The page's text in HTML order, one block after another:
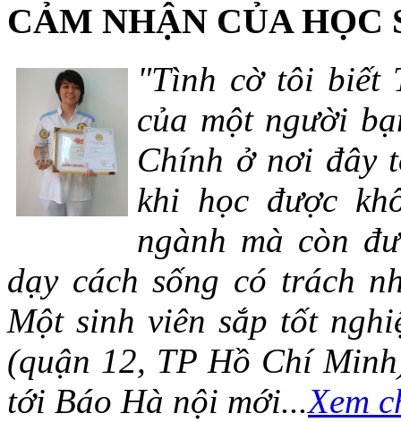
CẢM NHẬN CỦA HỌC
"Tình cờ tôi biết
của một người
Chính ở nơi đây
khi học được
ngành mà còn
dạy cách sống có trách
Một sinh viên sắp tốt
(quận 12, TP Hồ Chí
tới Báo Hà nội mới...Xem